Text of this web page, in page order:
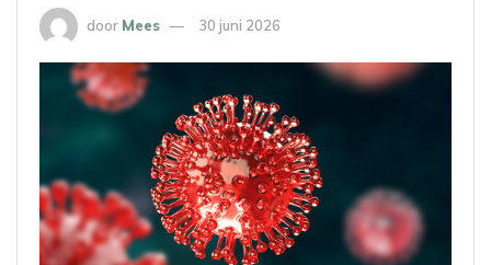
door Mees 30 juni 2026